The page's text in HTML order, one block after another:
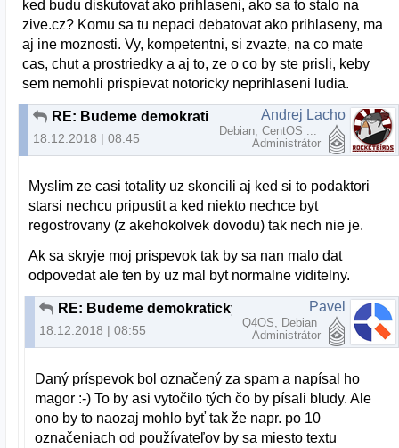
ked budu diskutovat ako prihlaseni, ako sa to stalo na
zive.cz? Komu sa tu nepaci debatovat ako prihlaseny, ma
aj ine moznosti. Vy, kompetentni, si zvazte, na co mate
cas, chut a prostriedky a aj to, ze o co by ste prisli, keby
sem nemohli prispievat notoricky neprihlaseni ludia.
18.12.2018 | 08:45
Andrej Lacho
Debian, CentOS ...
Administrátor
Myslim ze casi totality uz skoncili aj ked si to podaktori
starsi nechcu pripustit a ked niekto nechce byt
regostrovany (z akehokolvek dovodu) tak nech nie je.
Ak sa skryje moj prispevok tak by sa nan malo dat
odpovedat ale ten by uz mal byt normalne viditelny.
18.12.2018 | 08:55
Pavel
Q4OS, Debian
Administrátor
Daný príspevok bol označený za spam a napísal ho
magor :-) To by asi vytočilo tých čo by písali bludy. Ale
ono by to naozaj mohlo byť tak že napr. po 10
označeniach od používateľov by sa miesto textu